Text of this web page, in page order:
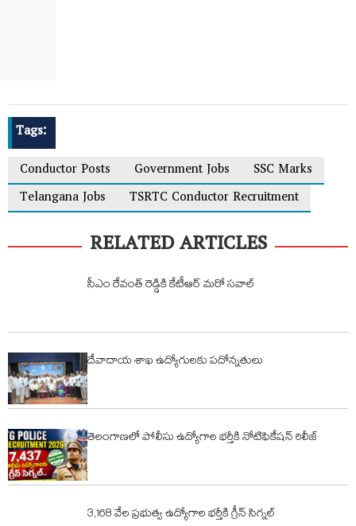
Tags:
Conductor Posts
Government Jobs
SSC Marks
Telangana Jobs
TSRTC Conductor Recruitment
RELATED ARTICLES
సీఎం రేవంత్ రెడ్డికి కేటీఆర్ మరో సవాల్
దేవాదాయ శాఖ ఉద్యోగులకు పదోన్నతులు
తెలంగాణలో పోలీసు ఉద్యోగాల భర్తీకి నోటిఫికేషన్‌ రిలీజ్
3,168 వేల ప్రభుత్వ ఉద్యోగాల భర్తీకి గ్రీన్ సిగ్నల్